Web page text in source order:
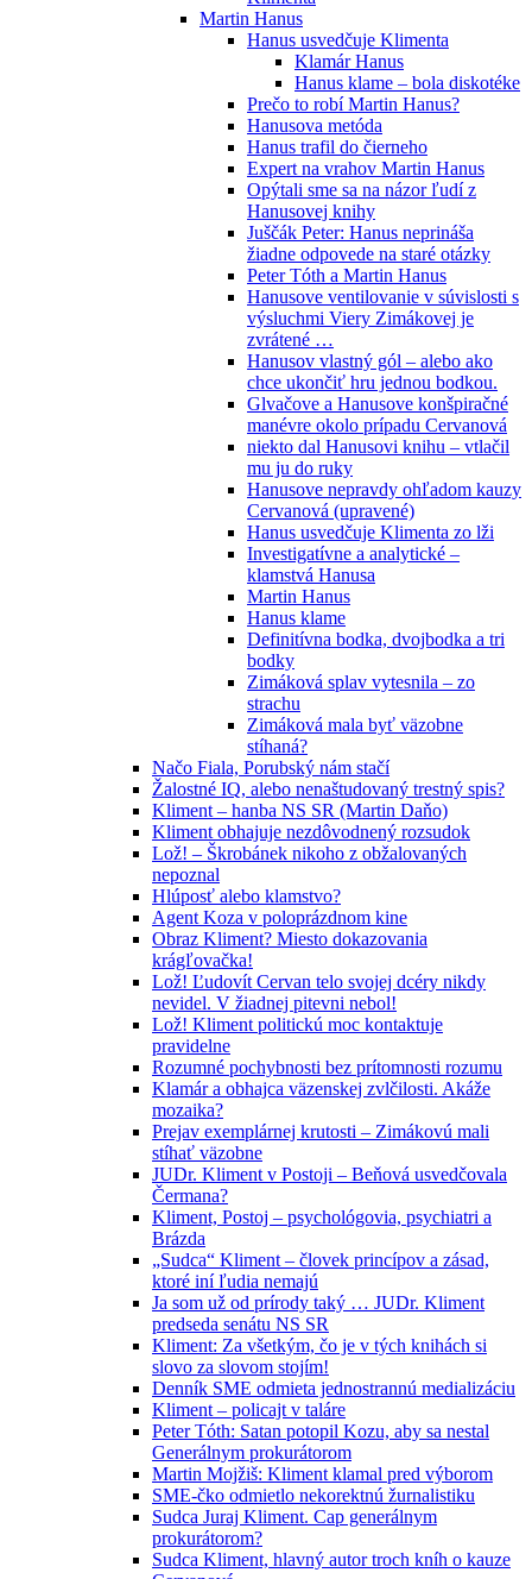
Martin Hanus
Hanus usvedčuje Klimenta
Klamár Hanus
Hanus klame – bola diskotéke
Prečo to robí Martin Hanus?
Hanusova metóda
Hanus trafil do čierneho
Expert na vrahov Martin Hanus
Opýtali sme sa na názor ľudí z
Hanusovej knihy
Juščák Peter: Hanus neprináša
žiadne odpovede na staré otázky
Peter Tóth a Martin Hanus
Hanusove ventilovanie v súvislosti s
výsluchmi Viery Zimákovej je
zvrátené …
Hanusov vlastný gól – alebo ako
chce ukončiť hru jednou bodkou.
Glvačove a Hanusove konšpiračné
manévre okolo prípadu Cervanová
niekto dal Hanusovi knihu – vtlačil
mu ju do ruky
Hanusove nepravdy ohľadom kauzy
Cervanová (upravené)
Hanus usvedčuje Klimenta zo lži
Investigatívne a analytické –
klamstvá Hanusa
Martin Hanus
Hanus klame
Definitívna bodka, dvojbodka a tri
bodky
Zimáková splav vytesnila – zo
strachu
Zimáková mala byť väzobne
stíhaná?
Načo Fiala, Porubský nám stačí
Žalostné IQ, alebo nenaštudovaný trestný spis?
Kliment – hanba NS SR (Martin Daňo)
Kliment obhajuje nezdôvodnený rozsudok
Lož! – Škrobánek nikoho z obžalovaných
nepoznal
Hlúposť alebo klamstvo?
Agent Koza v poloprázdnom kine
Obraz Kliment? Miesto dokazovania
krágľovačka!
Lož! Ľudovít Cervan telo svojej dcéry nikdy
nevidel. V žiadnej pitevni nebol!
Lož! Kliment politickú moc kontaktuje
pravidelne
Rozumné pochybnosti bez prítomnosti rozumu
Klamár a obhajca väzenskej zvlčilosti. Akáže
mozaika?
Prejav exemplárnej krutosti – Zimákovú mali
stíhať väzobne
JUDr. Kliment v Postoji – Beňová usvedčovala
Čermana?
Kliment, Postoj – psychológovia, psychiatri a
Brázda
„Sudca“ Kliment – človek princípov a zásad,
ktoré iní ľudia nemajú
Ja som už od prírody taký … JUDr. Kliment
predseda senátu NS SR
Kliment: Za všetkým, čo je v tých knihách si
slovo za slovom stojím!
Denník SME odmieta jednostrannú medializáciu
Kliment – policajt v taláre
Peter Tóth: Satan potopil Kozu, aby sa nestal
Generálnym prokurátorom
Martin Mojžiš: Kliment klamal pred výborom
SME-čko odmietlo nekorektnú žurnalistiku
Sudca Juraj Kliment. Cap generálnym
prokurátorom?
Sudca Kliment, hlavný autor troch kníh o kauze